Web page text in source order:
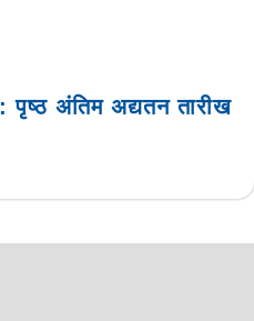
: पृष्ठ अंतिम अद्यतन तारीख